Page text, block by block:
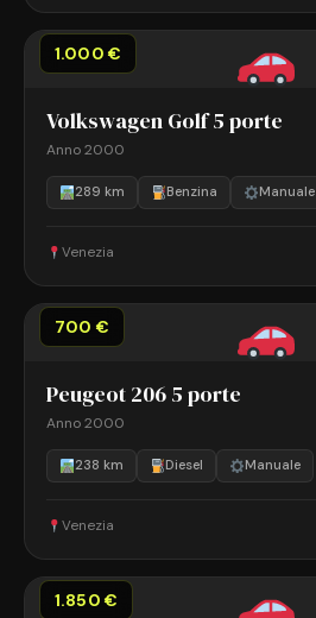
1.000 €
Volkswagen Golf 5 porte
Anno 2000
289 km Benzina Manuale
Venezia
700 €
Peugeot 206 5 porte
Anno 2000
238 km Diesel Manuale
Venezia
1.850 €